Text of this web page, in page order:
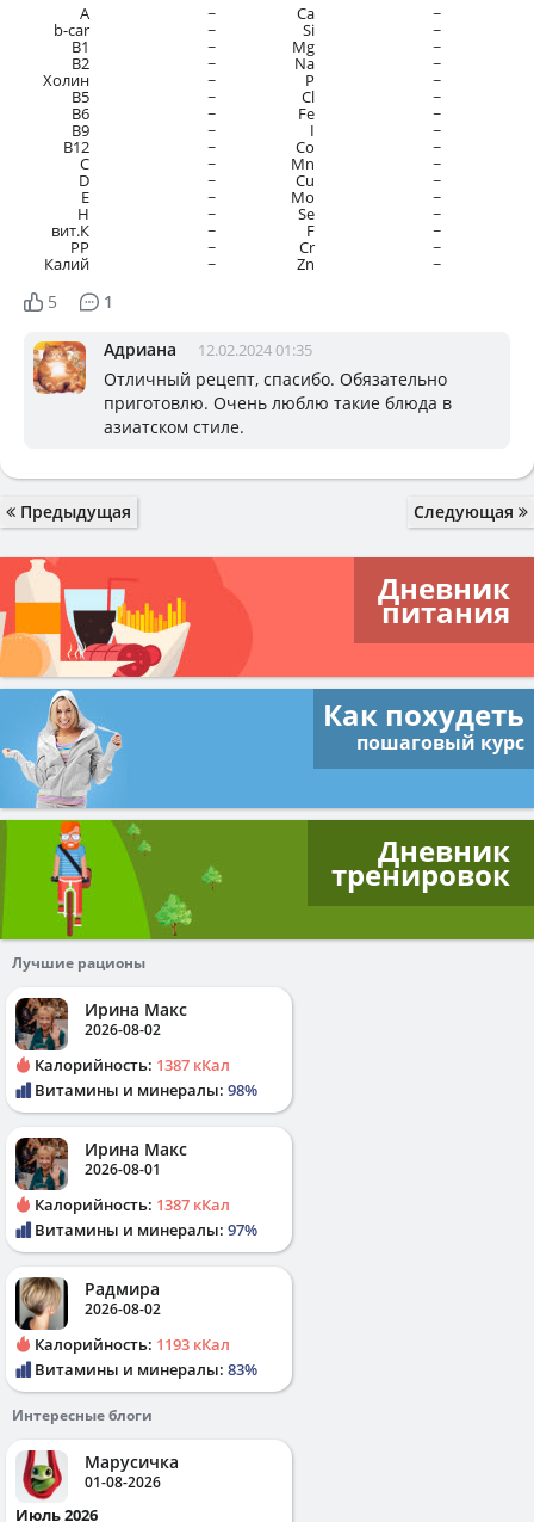
A
~
b-car ~
В1 ~
B2 ~
Холин ~
B5 ~
B6 ~
B9 ~
B12 ~
C ~
D ~
E ~
H ~
вит.К ~
PP ~
Калий ~
Ca ~
Si ~
Mg ~
Na ~
P ~
Cl ~
Fe ~
I ~
Co ~
Mn ~
Cu ~
Mo ~
Se ~
F ~
Cr ~
Zn ~
5 1
Адриана 12.02.2024 01:35
Отличный рецепт, спасибо. Обязательно
приготовлю. Очень люблю такие блюда в
азиатском стиле.
Предыдущая Следующая
Дневник
питания
Как похудеть
пошаговый курс
Дневник
тренировок
Лучшие рационы
Ирина Макс
2026-08-02
Калорийность: 1387 кКал
Витамины и минералы: 98%
Ирина Макс
2026-08-01
Калорийность: 1387 кКал
Витамины и минералы: 97%
Радмира
2026-08-02
Калорийность: 1193 кКал
Витамины и минералы: 83%
Интересные блоги
Марусичка
01-08-2026
Июль 2026